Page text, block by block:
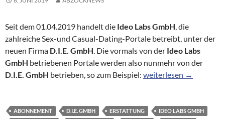
Seit dem 01.04.2019 handelt die Ideo Labs GmbH, die
zahlreiche Sex-und Casual-Dating-Portale betreibt, unter der
neuen Firma D.I.E. GmbH. Die vormals von der Ideo Labs
GmbH betriebenen Portale werden also nunmehr von der
D.I.E. GmbH betrieben, so zum Beispiel: D.I.E. GmbH: 4000,- €
weiterlesen →
ABONNEMENT D.I.E. GMBH ERSTATTUNG
IDEO LABS GMBH